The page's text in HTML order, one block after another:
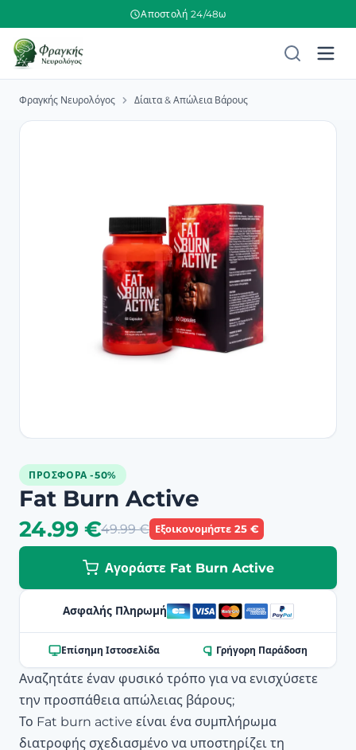
Αποστολή 24/48ω
Φραγκής Νευρολόγος Δίαιτα & Απώλεια Βάρους
ΠΡΟΣΦΟΡΆ -50%
Fat Burn Active
24.99 €49.99 € Εξοικονομήστε 25 €
Αγοράστε Fat Burn Active
Ασφαλής Πληρωμή
Επίσημη Ιστοσελίδα Γρήγορη Παράδοση
Αναζητάτε έναν φυσικό τρόπο για να ενισχύσετε
την προσπάθεια απώλειας βάρους;
Το Fat burn active είναι ένα συμπλήρωμα
διατροφής σχεδιασμένο να υποστηρίζει τη